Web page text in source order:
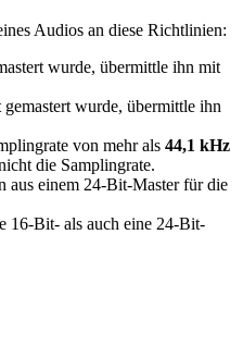
Audios an diese Richtlinien:
wurde, übermittle ihn mit
gemastert wurde, übermittle ihn
von mehr als 44,1 kHz
die Samplingrate.
aus einem 24-Bit-Master für die
16-Bit- als auch eine 24-Bit-